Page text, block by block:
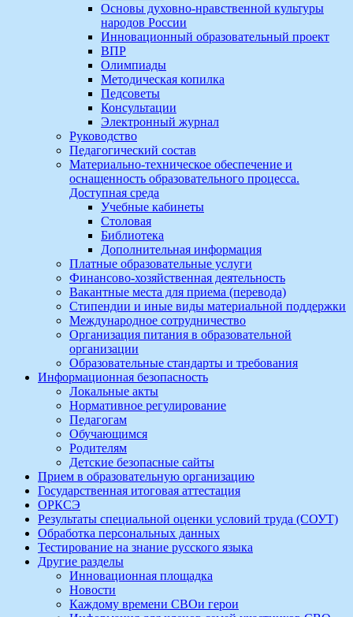
Основы духовно-нравственной культуры
народов России
Инновационный образовательный проект
ВПР
Олимпиады
Методическая копилка
Педсоветы
Консультации
Электронный журнал
Руководство
Педагогический состав
Материально-техническое обеспечение и
оснащенность образовательного процесса.
Доступная среда
Учебные кабинеты
Столовая
Библиотека
Дополнительная информация
Платные образовательные услуги
Финансово-хозяйственная деятельность
Вакантные места для приема (перевода)
Стипендии и иные виды материальной поддержки
Международное сотрудничество
Организация питания в образовательной
организации
Образовательные стандарты и требования
Информационная безопасность
Локальные акты
Нормативное регулирование
Педагогам
Обучающимся
Родителям
Детские безопасные сайты
Прием в образовательную организацию
Государственная итоговая аттестация
ОРКСЭ
Результаты специальной оценки условий труда (СОУТ)
Обработка персональных данных
Тестирование на знание русского языка
Другие разделы
Инновационная площадка
Новости
Каждому времени СВОи герои